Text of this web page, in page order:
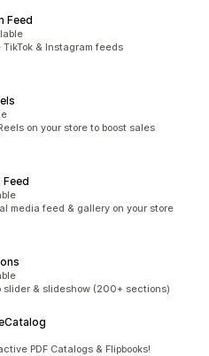
Feed
& Instagram feeds
on your store to boost sales
media feed & gallery on your store
slider & slideshow (200+ sections)
PDF Catalogs & Flipbooks!